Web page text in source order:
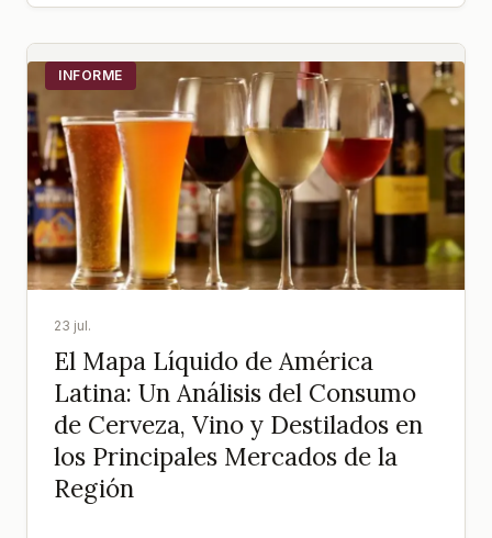
INFORME
23 jul.
El Mapa Líquido de América
Latina: Un Análisis del Consumo
de Cerveza, Vino y Destilados en
los Principales Mercados de la
Región